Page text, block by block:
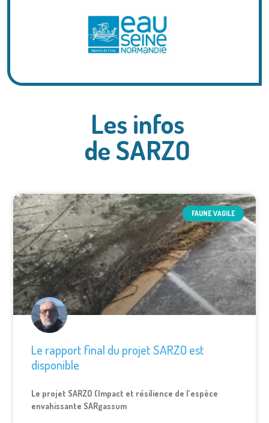
Les infos
de SARZO
FAUNE VAGILE
Le rapport final du projet SARZO est
disponible
Le projet SARZO (Impact et résilience de l’espèce
envahissante SARgassum